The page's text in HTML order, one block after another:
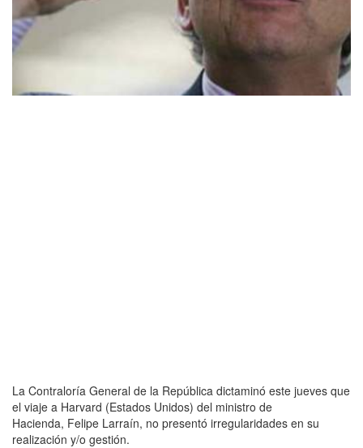
La Contraloría General de la República dictaminó este jueves que
el viaje a Harvard (Estados Unidos) del ministro de
Hacienda, Felipe Larraín, no presentó irregularidades en su
realización y/o gestión.